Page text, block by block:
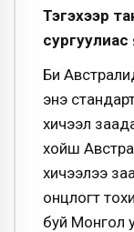
Тэгэхээр
сургуулиас
Би
энэ
хичээл
хойш
хичээлээ
онцлогт
буй Монгол